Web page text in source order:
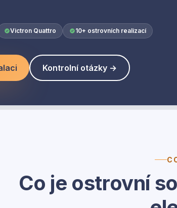
Victron Quattro 10+ ostrovních realizací
Kontrolní otázky →
Co je ostrovní